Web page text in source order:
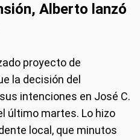
Alberto lanzó
proyecto de
la decisión del
intenciones en José C.
último martes. Lo hizo
local, que minutos